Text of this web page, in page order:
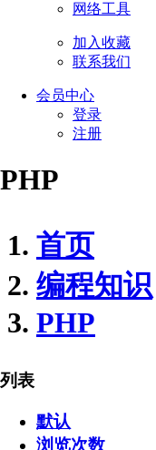
网络工具
加入收藏
联系我们
会员中心
登录
注册
PHP
首页
编程知识
PHP
列表
默认
浏览次数